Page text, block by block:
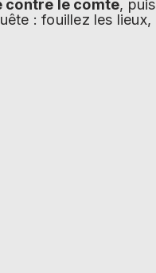
contre le comte,
: fouillez les